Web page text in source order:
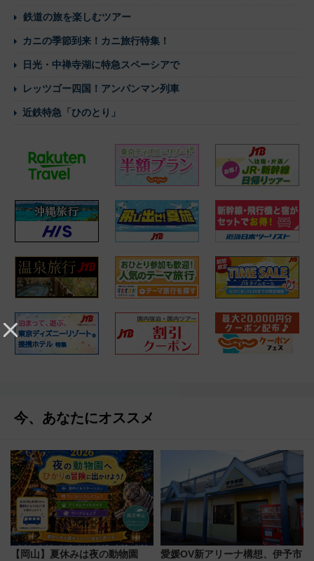
鉄道の旅を楽しむツアー
カニの季節到来！カニ旅行特集！
日光・中禅寺湖に特急スペーシアで
レッツゴー四国！アンパンマン列車
近鉄特急「ひのとり」
今、あなたにオススメ
【岡山】夏休みは夜の動物園
愛媛OV新アリーナ構想、伊予市